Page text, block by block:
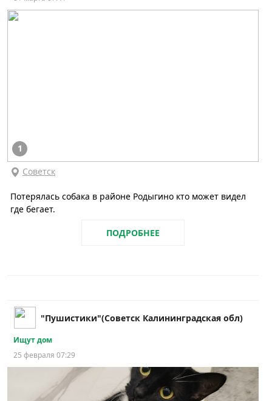
1
Советск
Потерялась собака в районе Родыгино кто может видел
где бегает.
ПОДРОБНЕЕ
"Пушистики"(Советск Калининградская обл)
Ищут дом
25 февраля 07:29